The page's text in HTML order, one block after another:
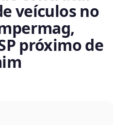
veículos no
próximo de